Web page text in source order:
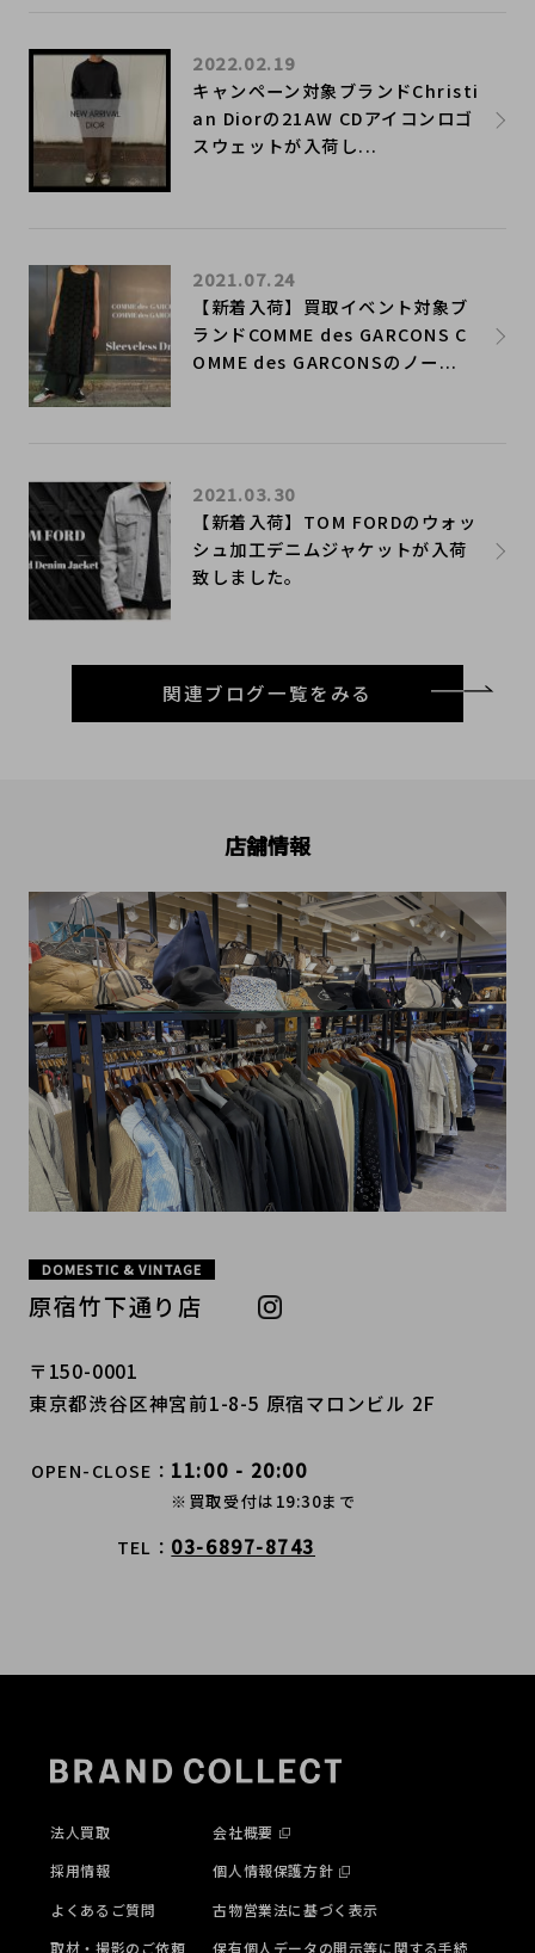
キャンペーン対象ブランドChristi
an Diorの21AW CDアイコンロゴ
スウェットが入荷し...
2022.02.19
【新着入荷】買取イベント対象ブ
ランドCOMME des GARCONS C
OMME des GARCONSのノー...
2021.07.24
【新着入荷】TOM FORDのウォッ
シュ加工デニムジャケットが入荷
致しました。
2021.03.30
関連ブログ一覧をみる
店舗情報
DOMESTIC & VINTAGE
原宿竹下通り店
〒150-0001
東京都渋谷区神宮前1-8-5 原宿マロンビル 2F
OPEN-CLOSE 11:00 - 20:00
※買取受付は19:30まで
TEL 03-6897-8743
法人買取
採用情報
よくあるご質問
取材・撮影のご依頼
会社概要
個人情報保護方針
古物営業法に基づく表示
保有個人データの開示等に関する手続